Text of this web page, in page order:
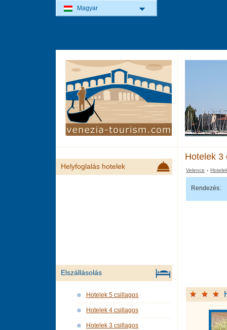
Hotelek 3
Velence ›
Rendezés:
Helyfoglalás hotelek
Elszállásolás
Hotelek 5 csillagos
Hotelek 4 csillagos
Hotelek 3 csillagos
Magyar